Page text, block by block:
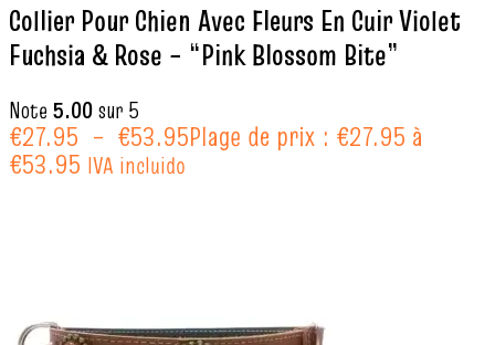
Collier Pour Chien Avec Fleurs En Cuir Violet
Fuchsia & Rose – “Pink Blossom Bite”
Note 5.00sur 5
€27.95 – €53.95Plage de prix : €27.95 à
€53.95 IVA incluido